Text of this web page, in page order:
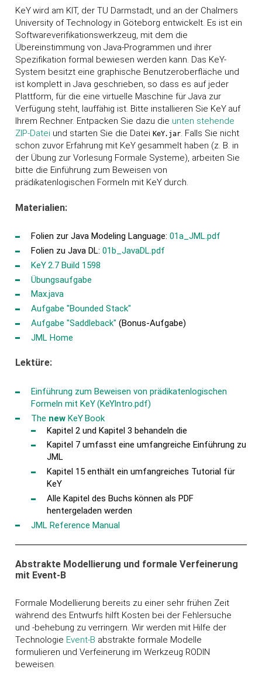
KeYwird am KIT, der TU Darmstadt, und an der Chalmers
University of Technology in Göteborg entwickelt. Es ist ein
Softwareverifikationswerkzeug, mit dem die
Übereinstimmung von Java-Programmen und ihrer
Spezifikation formal bewiesen werden kann. Das KeY-
System besitzt eine graphische Benutzeroberfläche und
ist komplett in Java geschrieben, so dass es auf jeder
Plattform, für die eine virtuelle Maschine für Java zur
Verfügung steht, lauffähig ist. Bitte installieren Sie KeYauf
Ihrem Rechner. Entpacken Sie dazu die unten stehende
ZIP-Datei und starten Sie die DateiKeY.jar. Falls Sie nicht
schon zuvor Erfahrung mit KeYgesammelt haben (z. B. in
der Übung zur Vorlesung Formale Systeme), arbeiten Sie
bitte die Einführung zum Beweisen von
prädikatenlogischen Formeln mit KeYdurch.
Materialien:
Folien zur Java Modeling Language:01a_JML.pdf
Folien zu Java DL:01b_JavaDL.pdf
KeY2.7 Build 1598
Übungsaufgabe
Max.java
Aufgabe "Bounded Stack"
Aufgabe "Saddleback" (Bonus-Aufgabe)
JML Home
Lektüre:
Einführung zum Beweisen von prädikatenlogischen
Formeln mit KeY(KeYIntro.pdf)
The new KeYBook
Kapitel 2 und Kapitel 3 behandeln die
Kapitel 7 umfasst eine umfangreiche Einführung zu
JML
Kapitel 15 enthält ein umfangreiches Tutorial für
KeY
Alle Kapitel des Buchs können als PDF
hentergeladen werden
JML Reference Manual
Abstrakte Modellierung und formale Verfeinerung
mit Event-B
Formale Modellierung bereits zu einer sehr frühen Zeit
während des Entwurfs hilft Kosten bei der Fehlersuche
und -behebung zu verringern. Wir werden mit Hilfe der
Technologie Event-B abstrakte formale Modelle
formulieren und Verfeinerung im Werkzeug RODIN
beweisen.